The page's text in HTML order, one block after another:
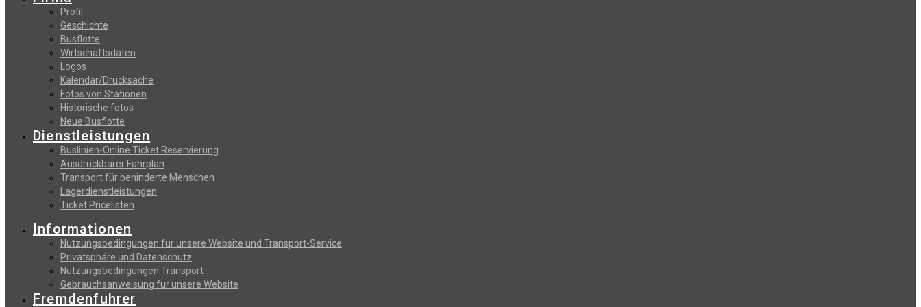
Profil
Geschichte
Busflotte
Wirtschaftsdaten
Logos
Kalendar/Drucksache
Fotos von Stationen
Historische fotos
Neue Busflotte
Dienstleistungen
Buslinien-Online Ticket Reservierung
Αusdruckbarer Fahrplan
Transport für behinderte Menschen
Lagerdienstleistungen
Ticket Pricelisten
Informationen
Nutzungsbedingungen fur unsere Website und Transport-Service
Privatsphäre und Datenschutz
Nutzungsbedingungen Transport
Gebrauchsanweisung fur unsere Website
Fremdenfuhrer